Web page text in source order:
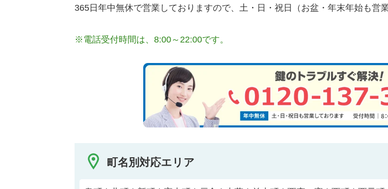
365日年中無休で営業しておりますので、土・日・祝日（お盆・年末年始も営
※電話受付時間は、8:00～22:00です。
町名別対応エリア